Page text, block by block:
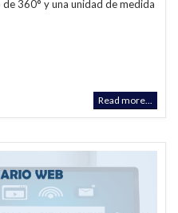
360° y una unidad de medida
Read more...